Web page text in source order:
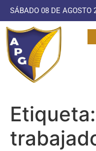
SÁBADO 08 DE AGOSTO
Etiqueta: